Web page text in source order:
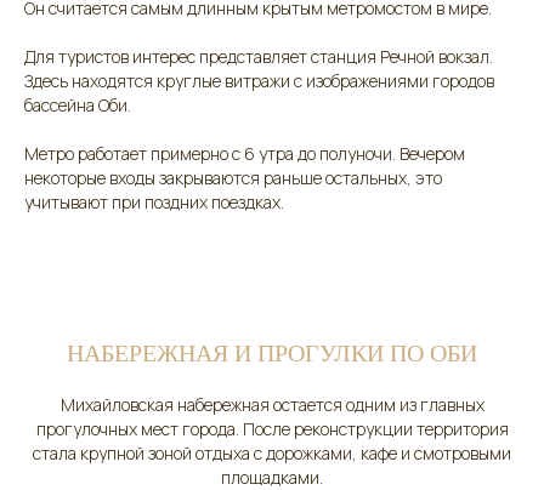
Он считается самым длинным крытым метромостом в мире.
Для туристов интерес представляет станция Речной вокзал.
Здесь находятся круглые витражи с изображениями городов
бассейна Оби.
Метро работает примерно с 6 утра до полуночи. Вечером
некоторые входы закрываются раньше остальных, это
учитывают при поздних поездках.
НАБЕРЕЖНАЯ И ПРОГУЛКИ ПО ОБИ
Михайловская набережная остается одним из главных
прогулочных мест города. После реконструкции территория
стала крупной зоной отдыха с дорожками, кафе и смотровыми
площадками.